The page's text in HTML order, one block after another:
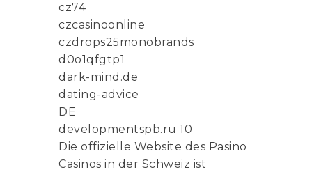
cz74
czcasinoonline
czdrops25monobrands
d0o1qfgtp1
dark-mind.de
dating-advice
DE
developmentspb.ru 10
Die offizielle Website des Pasino
Casinos in der Schweiz ist